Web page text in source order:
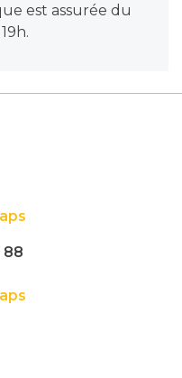
est assurée du
88